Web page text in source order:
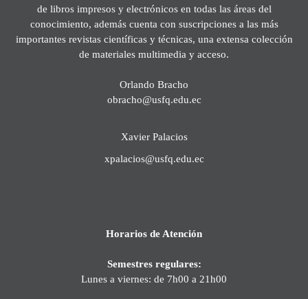
de libros impresos y electrónicos en todas las áreas del
conocimiento, además cuenta con suscripciones a las más
importantes revistas científicas y técnicas, una extensa colección
de materiales multimedia y acceso.
Orlando Bracho
obracho@usfq.edu.ec
Xavier Palacios
xpalacios@usfq.edu.ec
Horarios de Atención
Semestres regulares:
Lunes a viernes: de 7h00 a 21h00